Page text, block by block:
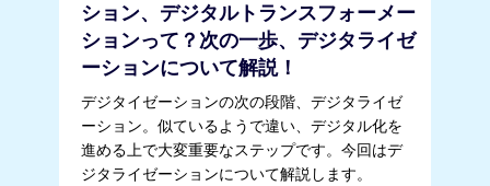
ション、デジタルトランスフォーメー
ションって？次の一歩、デジタライゼ
ーションについて解説！
デジタイゼーションの次の段階、デジタライゼ
ーション。似ているようで違い、デジタル化を
進める上で大変重要なステップです。今回はデ
ジタライゼーションについて解説します。